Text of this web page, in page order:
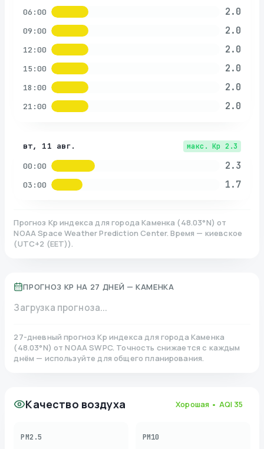
06:00 2.0
09:00 2.0
12:00 2.0
15:00 2.0
18:00 2.0
21:00 2.0
вт, 11 авг. макс. Kp 2.3
00:00 2.3
03:00 1.7
Прогноз Kp индекса для города Каменка (48.03°N)от
NOAA Space Weather Prediction Center. Время — киевское
(UTC+2 (EET)).
ПРОГНОЗ KP НА 27 ДНЕЙ — КАМЕНКА
Загрузка прогноза...
27-дневный прогноз Kp индекса для города Каменка
(48.03°N)от NOAA SWPC. Точность снижается с каждым
днём — используйте для общего планирования.
Качество воздуха Хорошая • AQI 35
PM2.5 PM10